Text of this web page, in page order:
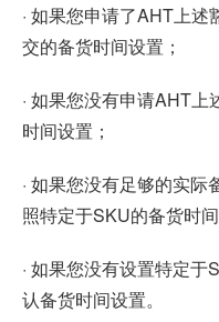
· 如果您申请了AHT上
交的备货时间设置；
· 如果您没有申请AHT
时间设置；
· 如果您没有足够的实
照特定于SKU的备货时间
· 如果您没有设置特定
认备货时间设置。